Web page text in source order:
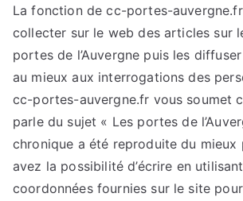
La fonction de cc-portes-
collecter sur le web des articles sur
portes de l’Auvergne puis les
au mieux aux interrogations des
cc-portes-auvergne.fr vous soumet
parle du sujet « Les portes de
chronique a été reproduite du mieux
avez la possibilité d’écrire en
coordonnées fournies sur le site